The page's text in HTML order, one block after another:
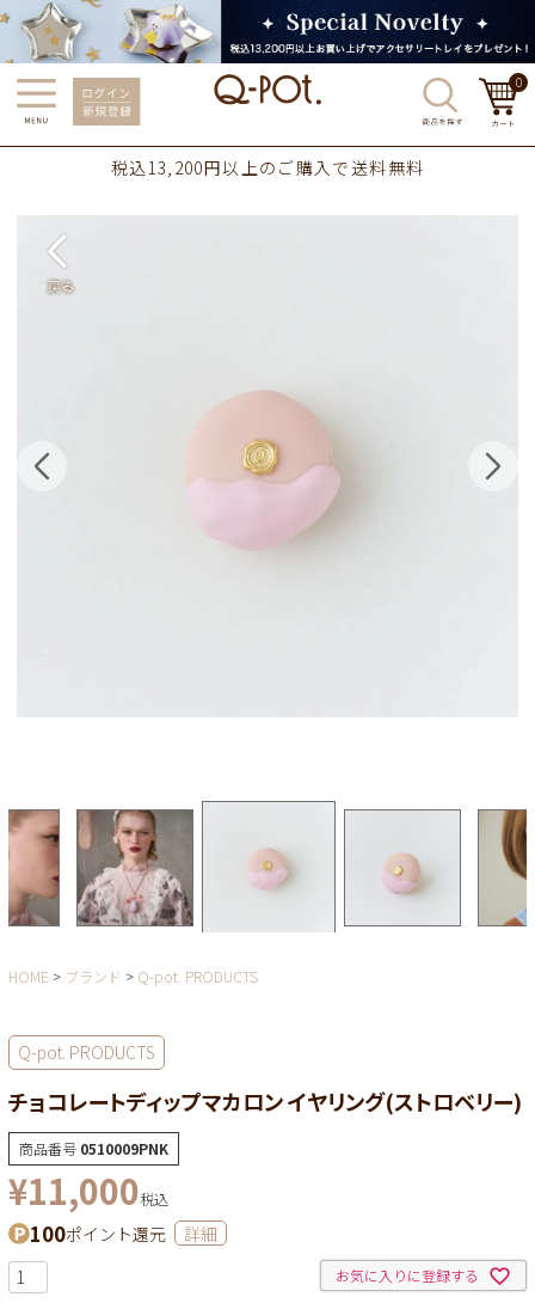
0
税込13,200円以上のご購入で送料無料
HOME ブランド Q-pot. PRODUCTS
Q-pot. PRODUCTS
チョコレートディップマカロン イヤリング(ストロベリー)
商品番号 0510009PNK
¥11,000税込
100ポイント還元 詳細
お気に入りに登録する